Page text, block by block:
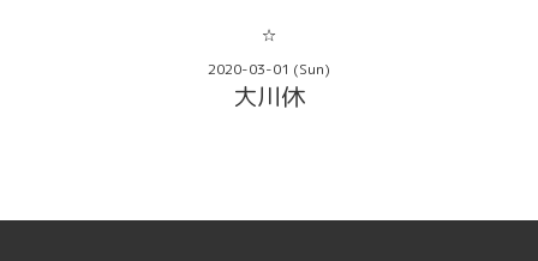
☆
2020-03-01 (Sun)
大川休